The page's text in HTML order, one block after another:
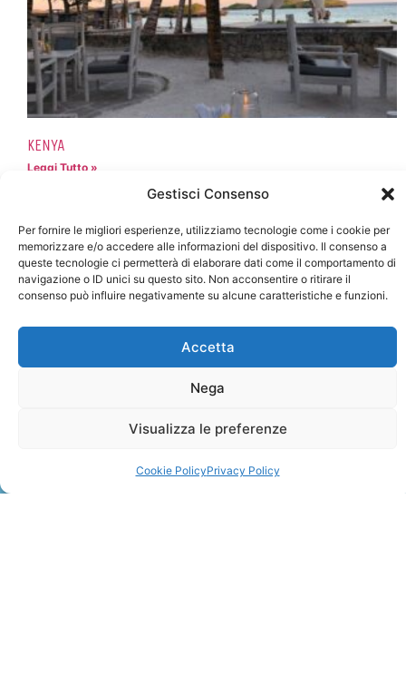
Gestisci Consenso
Per fornire le migliori esperienze, utilizziamo tecnologie come i cookie per
memorizzare e/o accedere alle informazioni del dispositivo. Il consenso a
queste tecnologie ci permetterà di elaborare dati come il comportamento di
navigazione o ID unici su questo sito. Non acconsentire o ritirare il
consenso può influire negativamente su alcune caratteristiche e funzioni.
Accetta
Nega
Visualizza le preferenze
Cookie PolicyPrivacy Policy
KENYA
Leggi Tutto »